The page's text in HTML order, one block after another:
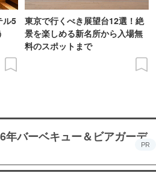
ル5
東京で行くべき展望台12選！絶
景を楽しめる新名所から入場無
料のスポットまで
年バーベキュー＆ビアガーデ
PR